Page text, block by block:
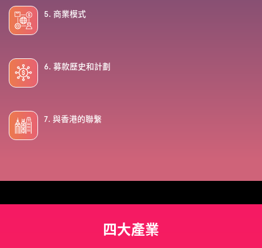
5. 商業模式
6. 募款歷史和計劃
7. 與香港的聯繫
四大產業